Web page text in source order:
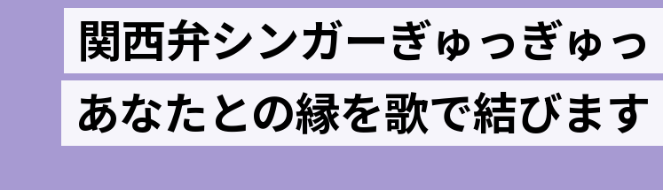
関西弁シンガーぎゅっぎゅっ
あなたとの縁を歌で結びます